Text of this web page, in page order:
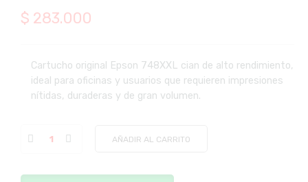
$ 283.000
Cartucho original Epson 748XXL cian de alto rendimiento,
ideal para oficinas y usuarios que requieren impresiones
nítidas, duraderas y de gran volumen.
AÑADIR AL CARRITO